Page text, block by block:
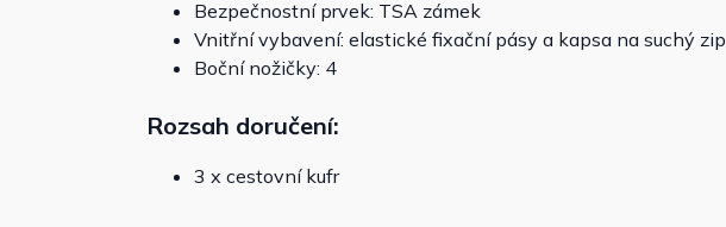
Bezpečnostní prvek: TSA zámek
Vnitřní vybavení: elastické fixační pásy a kapsa na suchý zip
Boční nožičky: 4
Rozsah doručení:
3 x cestovní kufr